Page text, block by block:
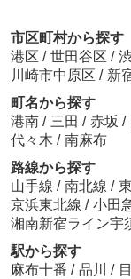
市区町村から探す
港区 / 世田谷区 /
川崎市中原区 / 新
町名から探す
港南 / 三田 / 赤坂 /
代々木 / 南麻布
路線から探す
山手線 / 南北線 /
京浜東北線 / 小田
湘南新宿ライン宇
駅から探す
麻布十番 / 品川 /